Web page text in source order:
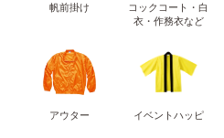
帆前掛け
コックコート・白
衣・作務衣など
アウター イベントハッピ